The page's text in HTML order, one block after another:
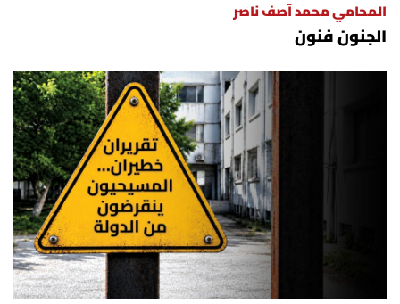
المحامي محمد آصف ناصر
الجنون فنون